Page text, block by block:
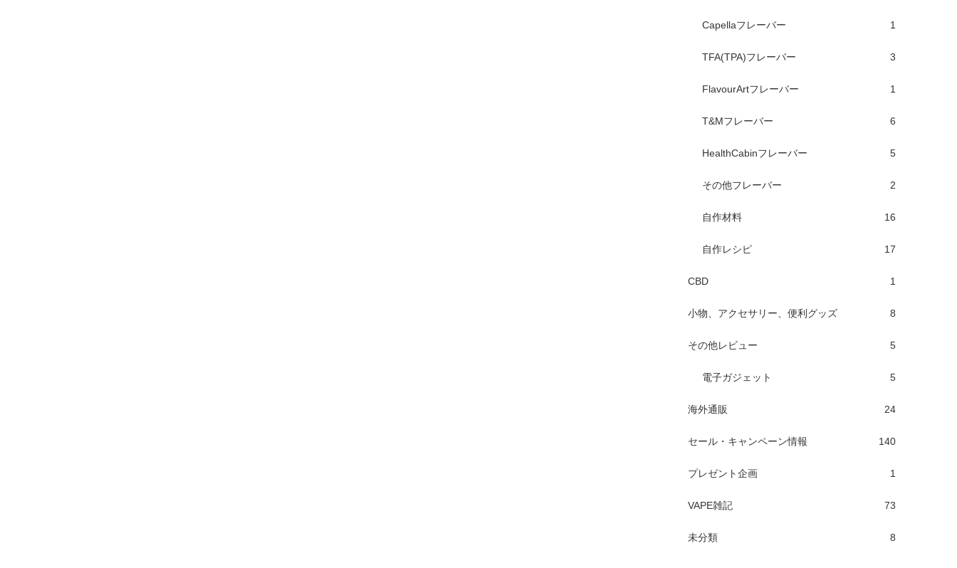
Capellaフレーバー 1
TFA(TPA)フレーバー 3
FlavourArtフレーバー 1
T&Mフレーバー 6
HealthCabinフレーバー 5
その他フレーバー 2
自作材料 16
自作レシピ 17
CBD 1
小物、アクセサリー、便利グッズ 8
その他レビュー 5
電子ガジェット 5
海外通販 24
セール・キャンペーン情報 140
プレゼント企画 1
VAPE雑記 73
未分類 8